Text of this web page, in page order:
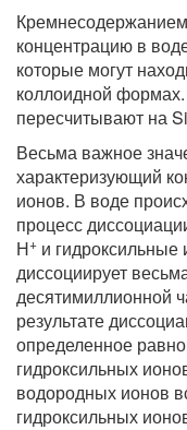
концентрацию в
которые могут
коллоидной
пересчитывают на
Весьма важное
характеризующий
ионов. В воде
процесс
Н+ и
диссоциирует
десятимиллионной
результате
определенное
гидроксильных
водородных ионов
гидроксильных